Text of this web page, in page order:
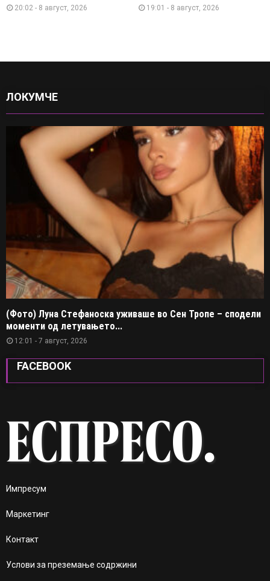
20:02 - 8 август, 2026 19:01 - 8 август, 2026
ЛОКУМЧЕ
(Фото) Луна Стефаноска уживаше во Сен Тропе – сподели
моменти од летувањето...
12:01 - 7 август, 2026
FACEBOOK
Импресум
Маркетинг
Контакт
Услови за преземање содржини